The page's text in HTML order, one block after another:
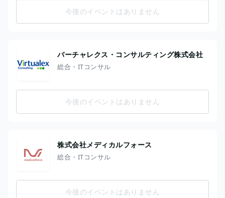
今後のイベントはありません
バーチャレクス・コンサルティング株式会社
総合・ITコンサル
今後のイベントはありません
株式会社メディカルフォース
総合・ITコンサル
今後のイベントはありません